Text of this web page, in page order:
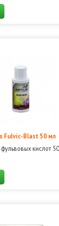
Fulvic-Blast 50 мл
кислот